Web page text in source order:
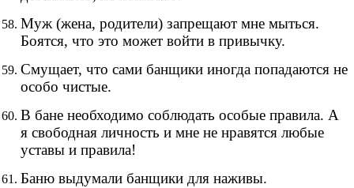
Муж (жена, родители) запрещают мне мыться.
Боятся, что это может войти в привычку.
Смущает, что сами банщики иногда попадаются не
особо чистые.
В бане необходимо соблюдать особые правила. А
я свободная личность и мне не нравятся любые
уставы и правила!
Баню выдумали банщики для наживы.